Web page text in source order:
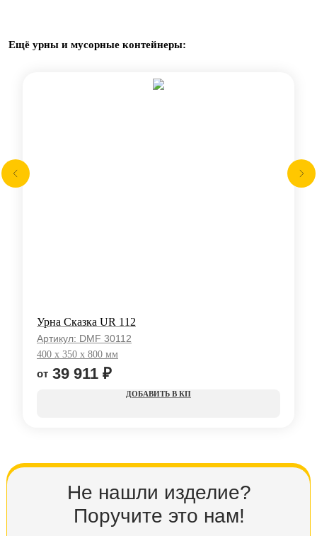
Ещё урны и мусорные контейнеры:
Урна Сказка UR 112
Артикул: DMF 30112
400 x 350 x 800 мм
39 911 ₽
КП
Не нашли изделие?
Поручите это нам!